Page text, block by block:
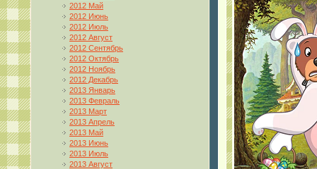
2012 Май
2012 Июнь
2012 Июль
2012 Август
2012 Сентябрь
2012 Октябрь
2012 Ноябрь
2012 Декабрь
2013 Январь
2013 Февраль
2013 Март
2013 Апрель
2013 Май
2013 Июнь
2013 Июль
2013 Август